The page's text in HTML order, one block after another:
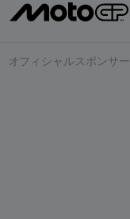
オフィシャルスポンサー